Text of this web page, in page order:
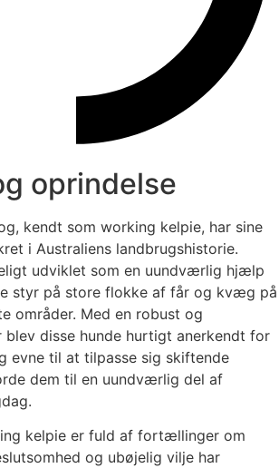
oprindelse
kendt som working kelpie, har sine
i Australiens landbrugshistorie.
udviklet som en uundværlig hjælp
styr på store flokke af får og kvæg på
områder. Med en robust og
blev disse hunde hurtigt anerkendt for
evne til at tilpasse sig skiftende
dem til en uundværlig del af
kelpie er fuld af fortællinger om
og ubøjelig vilje har